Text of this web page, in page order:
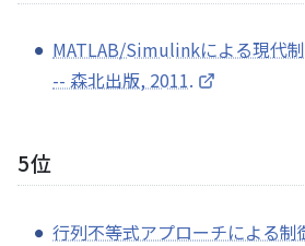
MATLAB/Simulinkによる現代
-- 森北出版, 2011.
5位
行列不等式アプローチによる